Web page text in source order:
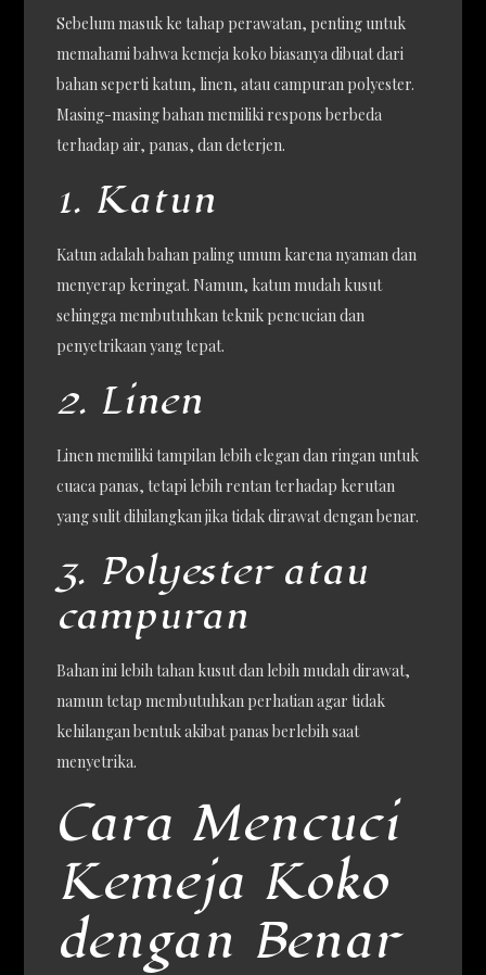
Sebelum masuk ke tahap perawatan, penting untuk
memahami bahwa kemeja koko biasanya dibuat dari
bahan seperti katun, linen, atau campuran polyester.
Masing-masing bahan memiliki respons berbeda
terhadap air, panas, dan deterjen.
1. Katun
Katun adalah bahan paling umum karena nyaman dan
menyerap keringat. Namun, katun mudah kusut
sehingga membutuhkan teknik pencucian dan
penyetrikaan yang tepat.
2. Linen
Linen memiliki tampilan lebih elegan dan ringan untuk
cuaca panas, tetapi lebih rentan terhadap kerutan
yang sulit dihilangkan jika tidak dirawat dengan benar.
3. Polyester atau
campuran
Bahan ini lebih tahan kusut dan lebih mudah dirawat,
namun tetap membutuhkan perhatian agar tidak
kehilangan bentuk akibat panas berlebih saat
menyetrika.
Cara Mencuci
Kemeja Koko
dengan Benar